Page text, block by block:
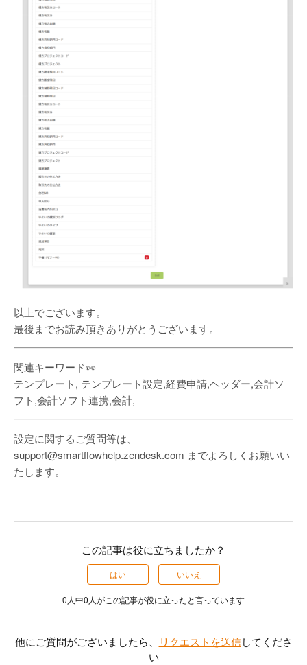
以上でございます。
最後までお読み頂きありがとうございます。
関連キーワード👀
テンプレート, テンプレート設定,経費申請,ヘッダー,会計ソ
フト,会計ソフト連携,会計,
設定に関するご質問等は、
support@smartflowhelp.zendesk.com までよろしくお願いい
たします。
この記事は役に立ちましたか？
はい いいえ
0人中0人がこの記事が役に立ったと言っています
他にご質問がございましたら、 リクエストを送信してくださ
い